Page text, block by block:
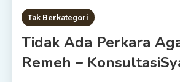
Tak Berkategori
Tidak Ada Perkara
Remeh –